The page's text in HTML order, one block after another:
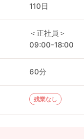
110日
＜正社員＞
09:00-18:00
60分
残業なし